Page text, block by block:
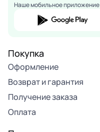
Наше мобильное приложение
Покупка
Оформление
Возврат и гарантия
Получение заказа
Оплата